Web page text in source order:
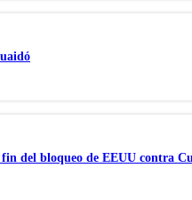
del bloqueo de EEUU contra